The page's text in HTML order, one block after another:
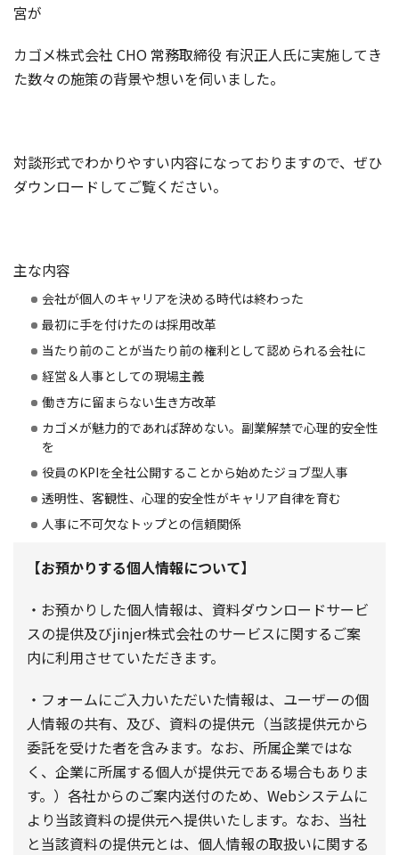
宮が
カゴメ株式会社 CHO 常務取締役 有沢正人氏に実施してき
た数々の施策の背景や想いを伺いました。
対談形式でわかりやすい内容になっておりますので、ぜひ
ダウンロードしてご覧ください。
主な内容
会社が個人のキャリアを決める時代は終わった
最初に手を付けたのは採用改革
当たり前のことが当たり前の権利として認められる会社に
経営＆人事としての現場主義
働き方に留まらない生き方改革
カゴメが魅力的であれば辞めない。副業解禁で心理的安全性
を
役員のKPIを全社公開することから始めたジョブ型人事
透明性、客観性、心理的安全性がキャリア自律を育む
人事に不可欠なトップとの信頼関係
【お預かりする個人情報について】
・お預かりした個人情報は、資料ダウンロードサービ
スの提供及びjinjer株式会社のサービスに関するご案
内に利用させていただきます。
・フォームにご入力いただいた情報は、ユーザーの個
人情報の共有、及び、資料の提供元（当該提供元から
委託を受けた者を含みます。なお、所属企業ではな
く、企業に所属する個人が提供元である場合もありま
す。）各社からのご案内送付のため、Webシステムに
より当該資料の提供元へ提供いたします。なお、当社
と当該資料の提供元とは、個人情報の取扱いに関する